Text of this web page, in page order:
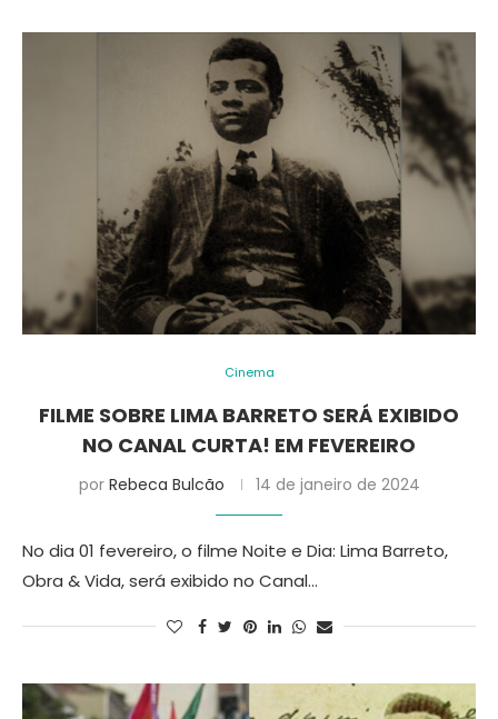
Cinema
FILME SOBRE LIMA BARRETO SERÁ EXIBIDO
NO CANAL CURTA! EM FEVEREIRO
por Rebeca Bulcão 14 de janeiro de 2024
No dia 01 fevereiro, o filme Noite e Dia: Lima Barreto,
Obra & Vida, será exibido no Canal…